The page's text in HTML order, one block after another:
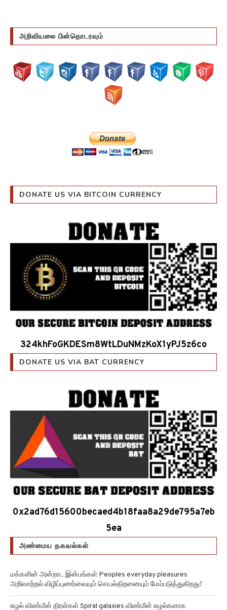
அறிவியலை பின்தொடரவும்
DONATE US VIA BITCOIN CURRENCY
324khFoGKDESm8WtLDuNMzKoX1yPJ5z6co
DONATE US VIA BAT CURRENCY
0x2ad76d15600becaed4b18faa8a29de795a7eb
5ea
அண்மைய தகவல்கள்
மக்களின் அன்றாட இன்பங்கள் Peoples everyday pleasures
அறிவாற்றல் விழிப்புணர்வையும் செயல்திறனையும் மேம்படுத்துகிறது!
சுழல் விண்மீன் திரள்கள் Spiral galaxies விண்மீன் சுழல்களாக